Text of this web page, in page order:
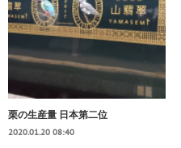
栗の生産量 日本第二位
2020.01.20 08:40